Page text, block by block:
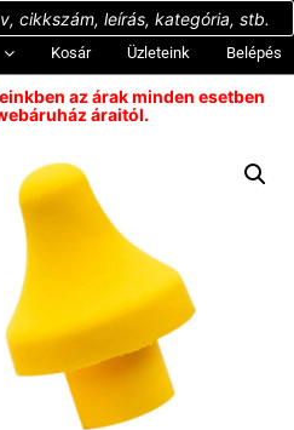
Kosár Üzleteink Belépés
az árak minden esetben
áraitól.